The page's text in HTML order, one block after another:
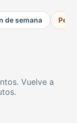
de semana
Vuelve a